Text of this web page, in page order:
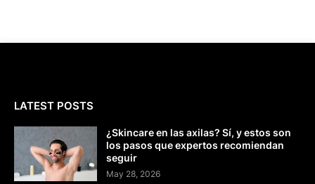
LATEST POSTS
¿Skincare en las axilas? Sí, y estos son
los pasos que expertos recomiendan
seguir
May 28, 2026